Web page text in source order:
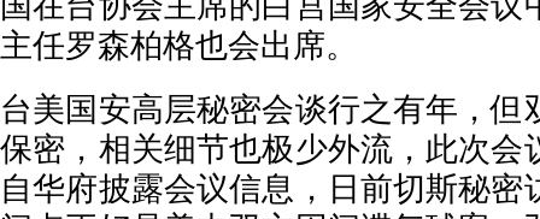
主任罗森柏格也会出席。
台美国安高层秘密会谈行之有年，但
保密，相关细节也极少外流，此次会
自华府披露会议信息，日前切斯秘密